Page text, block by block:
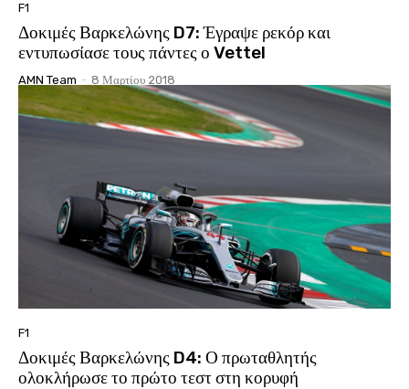
F1
Δοκιμές Βαρκελώνης D7: Έγραψε ρεκόρ και
εντυπωσίασε τους πάντες ο Vettel
AMN Team - 8 Μαρτίου 2018
F1
Δοκιμές Βαρκελώνης D4: Ο πρωταθλητής
ολοκλήρωσε το πρώτο τεστ στη κορυφή